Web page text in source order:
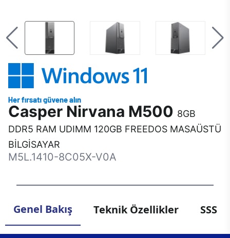
Casper Nirvana M500 8GB
DDR5 RAM UDIMM 120GB FREEDOS MASAÜSTÜ
BİLGİSAYAR
M5L.1410-8C05X-V0A
Genel Bakış Teknik Özellikler SSS